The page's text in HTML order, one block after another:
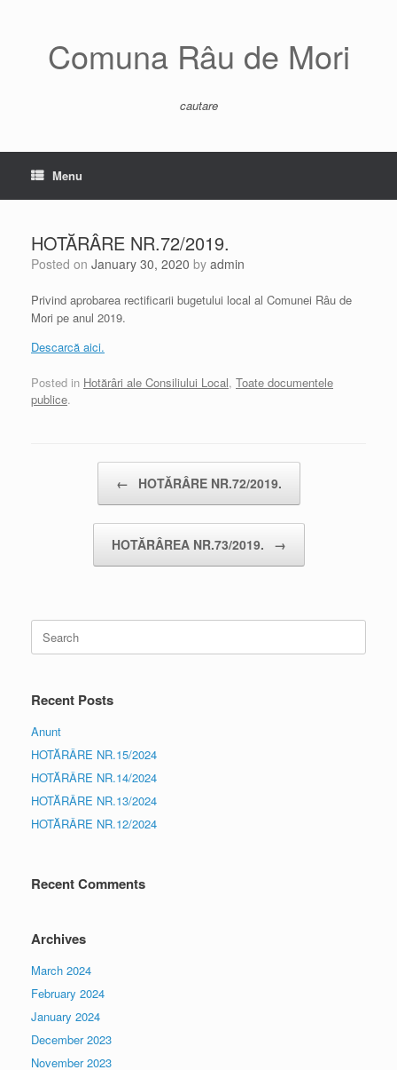
Comuna Râu de Mori
cautare
Menu
HOTĂRÂRE NR.72/2019.
Posted on January 30, 2020 by admin
Privind aprobarea rectificarii bugetului local al Comunei Râu de
Mori pe anul 2019.
Descarcă aici.
Posted in Hotărâri ale Consiliului Local, Toate documentele
publice.
← HOTĂRÂRE NR.72/2019.
HOTĂRÂREA NR.73/2019. →
Search
for:
Recent Posts
Anunt
HOTĂRÂRE NR.15/2024
HOTĂRÂRE NR.14/2024
HOTĂRÂRE NR.13/2024
HOTĂRÂRE NR.12/2024
Recent Comments
Archives
March 2024
February 2024
January 2024
December 2023
November 2023